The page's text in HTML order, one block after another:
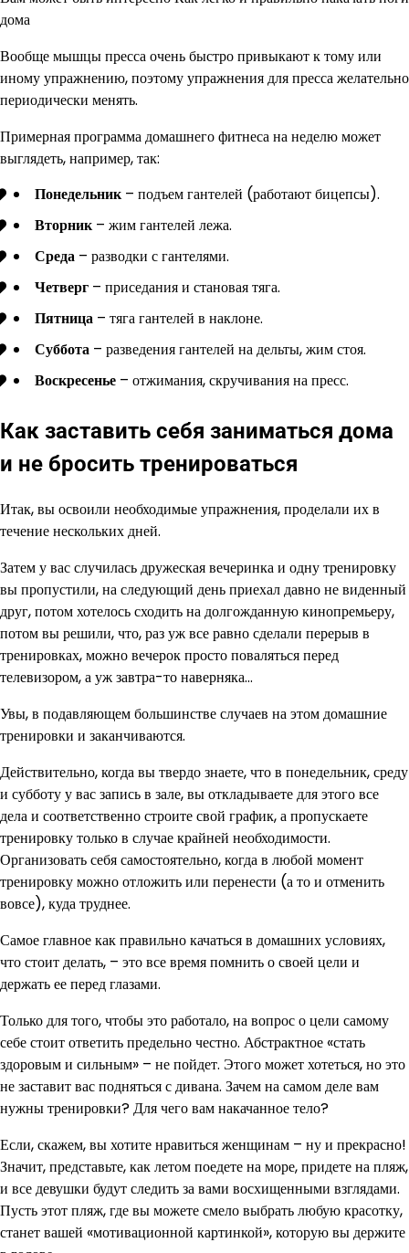
дома
Вообще мышцы пресса очень быстро привыкают к тому или
иному упражнению, поэтому упражнения для пресса желательно
периодически менять.
Примерная программа домашнего фитнеса на неделю может
выглядеть, например, так:
Понедельник– подъем гантелей (работают бицепсы).
Вторник– жим гантелей лежа.
Среда – разводки с гантелями.
Четверг – приседания и становая тяга.
Пятница – тяга гантелей в наклоне.
Суббота – разведения гантелей на дельты, жим стоя.
Воскресенье – отжимания, скручивания на пресс.
Как заставить себя заниматься дома
и не бросить тренироваться
Итак, вы освоили необходимые упражнения, проделали их в
течение нескольких дней.
Затем у вас случилась дружеская вечеринка и одну тренировку
вы пропустили, на следующий день приехал давно не виденный
друг, потом хотелось сходить на долгожданную кинопремьеру,
потом вы решили, что, раз уж все равно сделали перерыв в
тренировках, можно вечерок просто поваляться перед
телевизором, а уж завтра-то наверняка…
Увы, в подавляющем большинстве случаев на этом домашние
тренировки и заканчиваются.
Действительно, когда вы твердо знаете, что в понедельник, среду
и субботу у вас запись в зале, вы откладываете для этого все
дела и соответственно строите свой график, а пропускаете
тренировку только в случае крайней необходимости.
Организовать себя самостоятельно, когда в любой момент
тренировку можно отложить или перенести (а то и отменить
вовсе), куда труднее.
Самое главное как правильно качаться в домашних условиях,
что стоит делать, – это все время помнить о своей цели и
держать ее перед глазами.
Только для того, чтобы это работало, на вопрос о цели самому
себе стоит ответить предельно честно. Абстрактное «стать
здоровым и сильным» – не пойдет. Этого может хотеться, но это
не заставит вас подняться с дивана. Зачем на самом деле вам
нужны тренировки? Для чего вам накачанное тело?
Если, скажем, вы хотите нравиться женщинам – ну и прекрасно!
Значит, представьте, как летом поедете на море, придете на пляж,
и все девушки будут следить за вами восхищенными взглядами.
Пусть этот пляж, где вы можете смело выбрать любую красотку,
станет вашей «мотивационной картинкой», которую вы держите